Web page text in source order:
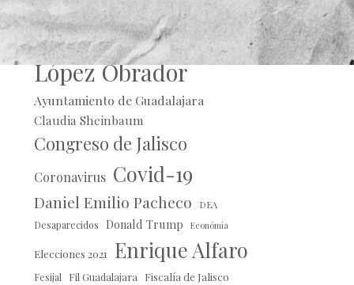
Alberto Uribe
Andrés Manuel
López Obrador
Ayuntamiento de Guadalajara
Claudia Sheinbaum
Congreso de Jalisco
Coronavirus Covid-19
Daniel Emilio Pacheco DEA
Desaparecidos Donald Trump Económia
Elecciones 2021 Enrique Alfaro
Fesijal Fil Guadalajara Fiscalía de Jalisco